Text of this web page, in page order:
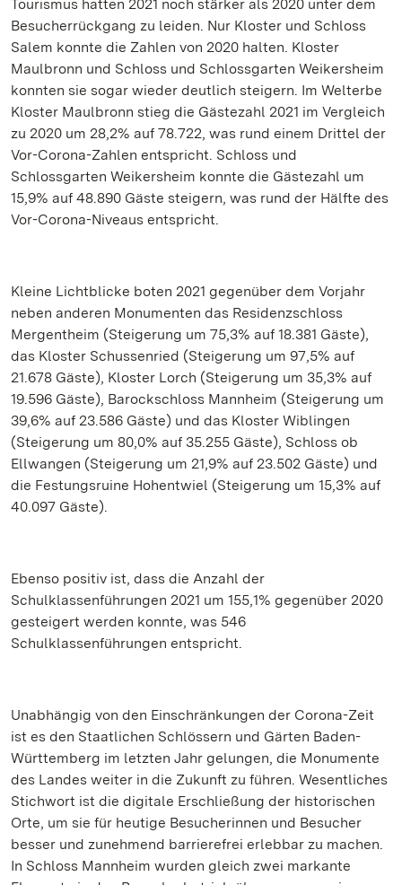
Tourismus hatten 2021 noch stärker als 2020 unter dem
Besucherrückgang zu leiden. Nur Kloster und Schloss
Salem konnte die Zahlen von 2020 halten. Kloster
Maulbronn und Schloss und Schlossgarten Weikersheim
konnten sie sogar wieder deutlich steigern. Im Welterbe
Kloster Maulbronn stieg die Gästezahl 2021 im Vergleich
zu 2020 um 28,2% auf 78.722, was rund einem Drittel der
Vor-Corona-Zahlen entspricht. Schloss und
Schlossgarten Weikersheim konnte die Gästezahl um
15,9% auf 48.890 Gäste steigern, was rund der Hälfte des
Vor-Corona-Niveaus entspricht.
Kleine Lichtblicke boten 2021 gegenüber dem Vorjahr
neben anderen Monumenten das Residenzschloss
Mergentheim (Steigerung um 75,3% auf 18.381 Gäste),
das Kloster Schussenried (Steigerung um 97,5% auf
21.678 Gäste), Kloster Lorch (Steigerung um 35,3% auf
19.596 Gäste), Barockschloss Mannheim (Steigerung um
39,6% auf 23.586 Gäste) und das Kloster Wiblingen
(Steigerung um 80,0% auf 35.255 Gäste), Schloss ob
Ellwangen (Steigerung um 21,9% auf 23.502 Gäste) und
die Festungsruine Hohentwiel (Steigerung um 15,3% auf
40.097 Gäste).
Ebenso positiv ist, dass die Anzahl der
Schulklassenführungen 2021 um 155,1% gegenüber 2020
gesteigert werden konnte, was 546
Schulklassenführungen entspricht.
Unabhängig von den Einschränkungen der Corona-Zeit
ist es den Staatlichen Schlössern und Gärten Baden-
Württemberg im letzten Jahr gelungen, die Monumente
des Landes weiter in die Zukunft zu führen. Wesentliches
Stichwort ist die digitale Erschließung der historischen
Orte, um sie für heutige Besucherinnen und Besucher
besser und zunehmend barrierefrei erlebbar zu machen.
In Schloss Mannheim wurden gleich zwei markante